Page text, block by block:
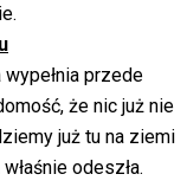
przede
że nic już nie
już tu na ziemi
odeszła.